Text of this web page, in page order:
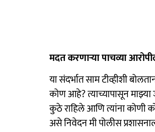
मदत करणाऱ्या पाचव्या
या संदर्भात साम टीव्हीशी
कोण आहे? त्याच्यापासून माझ्या
कुठे राहिले आणि त्यांना कोणी
असे निवेदन मी पोलीस